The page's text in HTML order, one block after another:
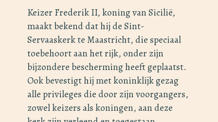
Keizer Frederik II, koning van Sicilië,
maakt bekend dat hij de Sint-
Servaaskerk te Maastricht, die speciaal
toebehoort aan het rijk, onder zijn
bijzondere bescherming heeft geplaatst.
Ook bevestigt hij met koninklijk gezag
alle privileges die door zijn voorgangers,
zowel keizers als koningen, aan deze